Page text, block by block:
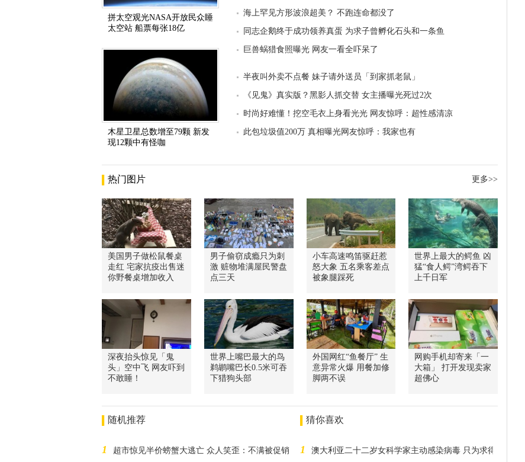
拼太空观光NASA开放民众睡
太空站 船票每张18亿
木星卫星总数增至79颗 新发
现12颗中有怪咖
海上罕见方形波浪超美？ 不跑连命都没了
同志企鹅终于成功领养真蛋 为求子曾孵化石头和一条鱼
巨兽蜗猎食照曝光 网友一看全吓呆了
半夜叫外卖不点餐 妹子请外送员「到家抓老鼠」
《见鬼》真实版？黑影人抓交替 女主播曝光死过2次
时尚好难懂！挖空毛衣上身看光光 网友惊呼：超性感清凉
此包垃圾值200万 真相曝光网友惊呼：我家也有
热门图片 更多>>
美国男子做松鼠餐桌
走红 宅家抗疫出售迷
你野餐桌增加收入
男子偷窃成瘾只为刺
激 赃物堆满屋民警盘
点三天
小车高速鸣笛驱赶惹
怒大象 五名乘客差点
被象腿踩死
世界上最大的鳄鱼 凶
猛“食人鳄”湾鳄吞下
上千日军
深夜抬头惊见「鬼
头」空中飞 网友吓到
不敢睡！
世界上嘴巴最大的鸟
鹈鹕嘴巴长0.5米可吞
下猎狗头部
外国网红“鱼餐厅” 生
意异常火爆 用餐加修
脚两不误
网购手机却寄来「一
大箱」 打开发现卖家
超佛心
随机推荐
1 超市惊见半价螃蟹大逃亡 众人笑歪：不满被促销
猜你喜欢
1 澳大利亚二十二岁女科学家主动感染病毒 只为求得新冠疫苗